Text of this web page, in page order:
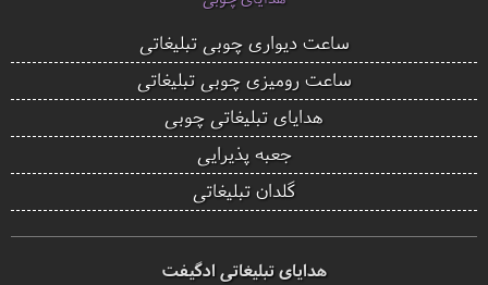
ساعت دیواری چوبی تبلیغاتی
ساعت رومیزی چوبی تبلیغاتی
هدایای تبلیغاتی چوبی
جعبه پذیرایی
گلدان تبلیغاتی
هدایای تبلیغاتی ادگیفت